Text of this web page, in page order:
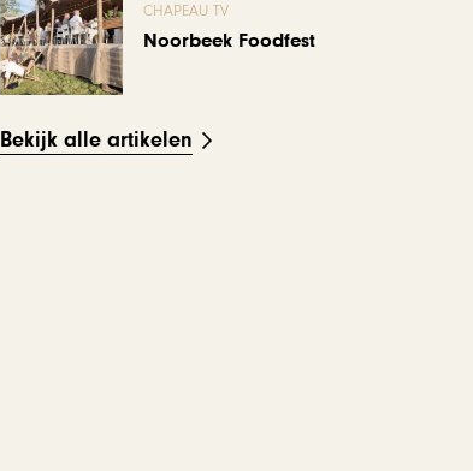
CHAPEAU TV
Noorbeek Foodfest
Bekijk alle artikelen